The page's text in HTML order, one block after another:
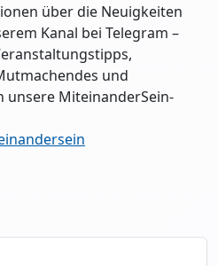
über die Neuigkeiten
Kanal bei Telegram –
und
unsere MiteinanderSein-